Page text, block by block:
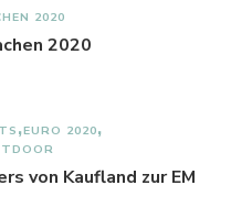
2020
2020
EURO 2020
von Kaufland zur EM